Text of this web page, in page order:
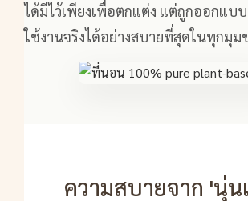
ได้มีไว้เพียงเพื่อตกแต่ง แต่ถูกออกแบ
ใช้งานจริงได้อย่างสบายที่สุดในทุกมุม
ความสบายจาก 'นุ่